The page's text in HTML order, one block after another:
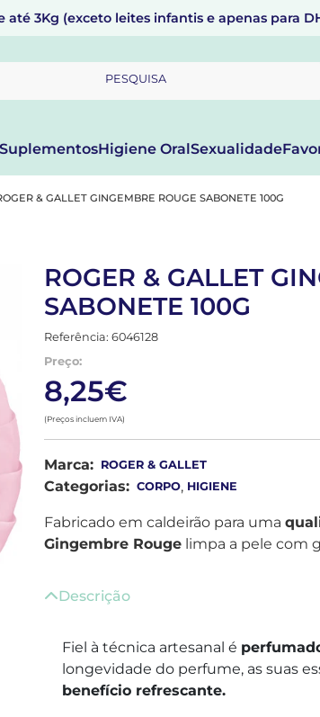
até 3Kg (exceto leites infantis e apenas para
PESQUISA
SuplementosHigiene OralSexualidade
& GALLET GINGEMBRE ROUGE SABONETE 100G
ROGER & GALLET
SABONETE 100G
Referência: 6046128
Preço:
8,25€
(Preços incluem IVA)
Marca: ROGER & GALLET
Categorias: CORPO, HIGIENE
Fabricado em caldeirão para uma
Gingembre Rouge limpa a pele com
Descrição
Fiel à técnica artesanal é
longevidade do perfume, as suas
benefício refrescante.